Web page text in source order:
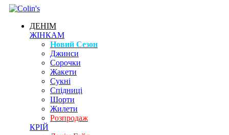
ДЕНІМ
ЖІНКАМ
Новий Сезон
Джинси
Сорочки
Жакети
Сукні
Спідниці
Шорти
Жилети
Розпродаж
КРІЙ